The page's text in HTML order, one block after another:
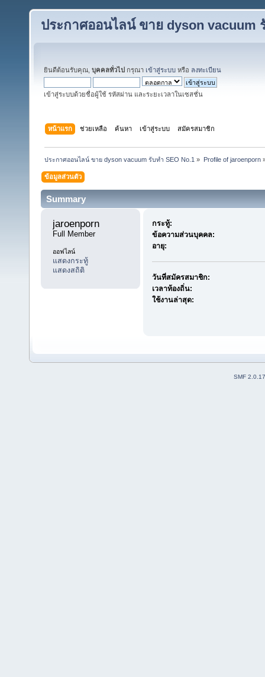
ประกาศออนไลน์ ขาย dyson vacuum
ยินดีต้อนรับคุณ, บุคคลทั่วไป กรุณา เข้าสู่ระบบ หรือ ลงทะเบียน
เข้าสู่ระบบด้วยชื่อผู้ใช้ รหัสผ่าน และระยะเวลาในเซสชั่น
หน้าแรก ช่วยเหลือ ค้นหา เข้าสู่ระบบ สมัครสมาชิก
ประกาศออนไลน์ ขาย dyson vacuum รับทำ SEO No.1 » Profile of jaroenporn
ข้อมูลส่วนตัว
Summary
jaroenporn
Full Member
ออฟไลน์
แสดงกระทู้
แสดงสถิติ
กระทู้:
ข้อความส่วนบุคคล:
อายุ:
วันที่สมัครสมาชิก:
เวลาท้องถิ่น:
ใช้งานล่าสุด:
SMF 2.0.17